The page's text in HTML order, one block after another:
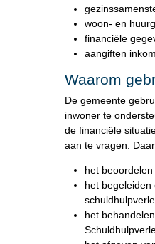
woon- en
financiële
aangiften
Waarom
De gemeente
inwoner te
de financiële
aan te vragen.
het
het
het